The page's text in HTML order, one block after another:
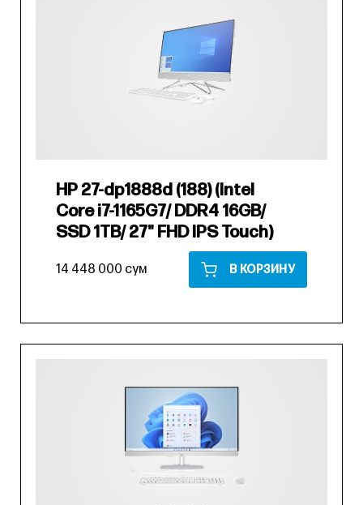
HP 27-dp1888d (188) (Intel
Core i7-1165G7/ DDR4 16GB/
SSD 1TB/ 27" FHD IPS Touch)
14 448 000 сум В КОРЗИНУ